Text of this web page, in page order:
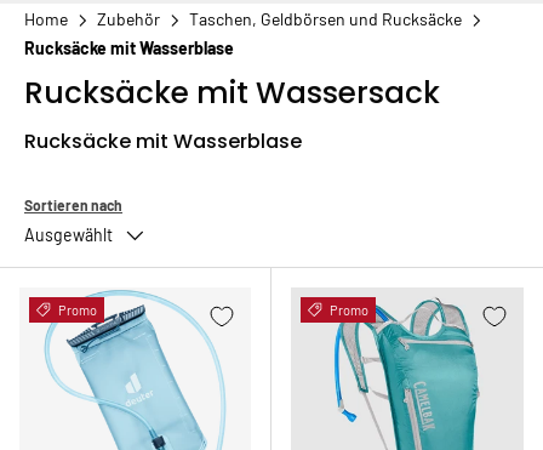
Home Zubehör
Taschen, Geldbörsen und Rucksäcke
Rucksäcke mit Wasserblase
Rucksäcke mit Wassersack
Rucksäcke mit Wasserblase
Sortieren nach
Ausgewählt
Promo Promo